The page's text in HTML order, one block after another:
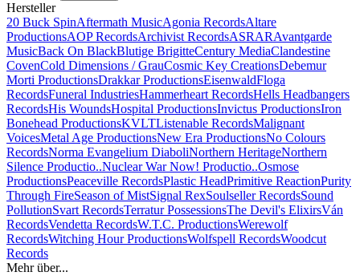
Hersteller
20 Buck SpinAftermath MusicAgonia RecordsAltare
ProductionsAOP RecordsArchivist RecordsASRARAvantgarde
MusicBack On BlackBlutige BrigitteCentury MediaClandestine
CovenCold Dimensions / GrauCosmic Key CreationsDebemur
Morti ProductionsDrakkar ProductionsEisenwaldFloga
RecordsFuneral IndustriesHammerheart RecordsHells Headbangers
RecordsHis WoundsHospital ProductionsInvictus ProductionsIron
Bonehead ProductionsKVLTListenable RecordsMalignant
VoicesMetal Age ProductionsNew Era ProductionsNo Colours
RecordsNorma Evangelium DiaboliNorthern HeritageNorthern
Silence Productio..Nuclear War Now! Productio..Osmose
ProductionsPeaceville RecordsPlastic HeadPrimitive ReactionPurity
Through FireSeason of MistSignal RexSoulseller RecordsSound
PollutionSvart RecordsTerratur PossessionsThe Devil's ElixirsVán
RecordsVendetta RecordsW.T.C. ProductionsWerewolf
RecordsWitching Hour ProductionsWolfspell RecordsWoodcut
Records
Mehr über...